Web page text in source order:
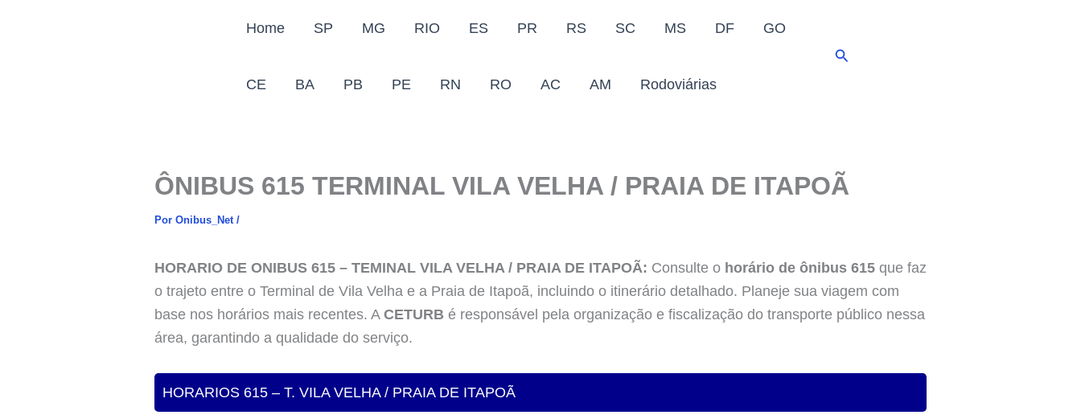
Home SP MG RIO ES PR RS SC MS DF GO
CE BA PB PE RN RO AC AM Rodoviárias
Pesquisar
ÔNIBUS 615 TERMINAL VILA VELHA / PRAIA DE ITAPOÃ
Por Onibus_Net /
HORARIO DE ONIBUS 615 – TEMINAL VILA VELHA / PRAIA DE ITAPOÃ: Consulte o horário de ônibus 615 que faz
o trajeto entre o Terminal de Vila Velha e a Praia de Itapoã, incluindo o itinerário detalhado. Planeje sua viagem com
base nos horários mais recentes. A CETURB é responsável pela organização e fiscalização do transporte público nessa
área, garantindo a qualidade do serviço.
HORARIOS 615 – T. VILA VELHA / PRAIA DE ITAPOÃ